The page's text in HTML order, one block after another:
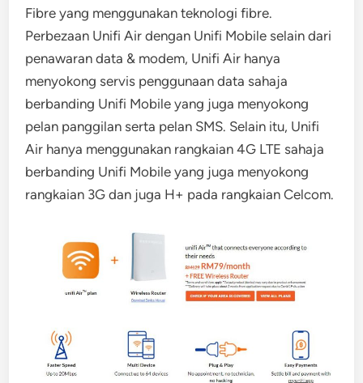
Fibre yang menggunakan teknologi fibre.
Perbezaan Unifi Air dengan Unifi Mobile selain dari
penawaran data & modem, Unifi Air hanya
menyokong servis penggunaan data sahaja
berbanding Unifi Mobile yang juga menyokong
pelan panggilan serta pelan SMS. Selain itu, Unifi
Air hanya menggunakan rangkaian 4G LTE sahaja
berbanding Unifi Mobile yang juga menyokong
rangkaian 3G dan juga H+ pada rangkaian Celcom.